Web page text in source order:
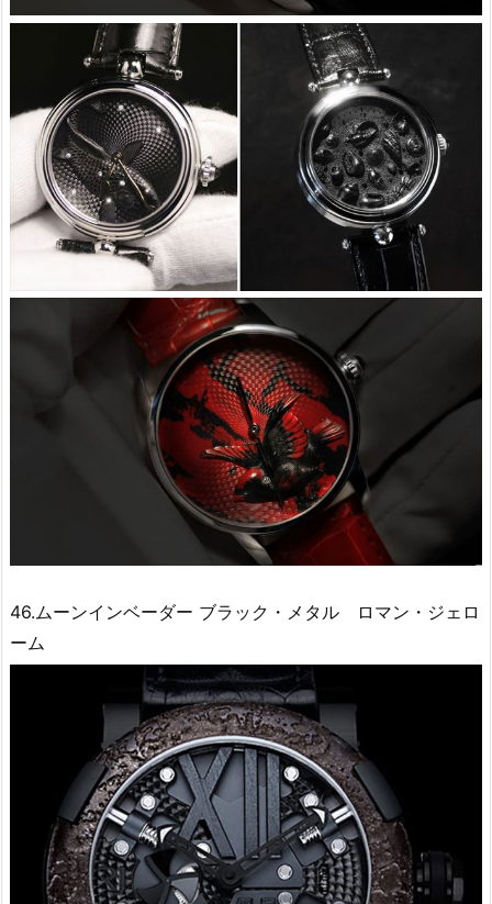
46.ムーンインベーダー ブラック・メタル ロマン・ジェロ
ーム